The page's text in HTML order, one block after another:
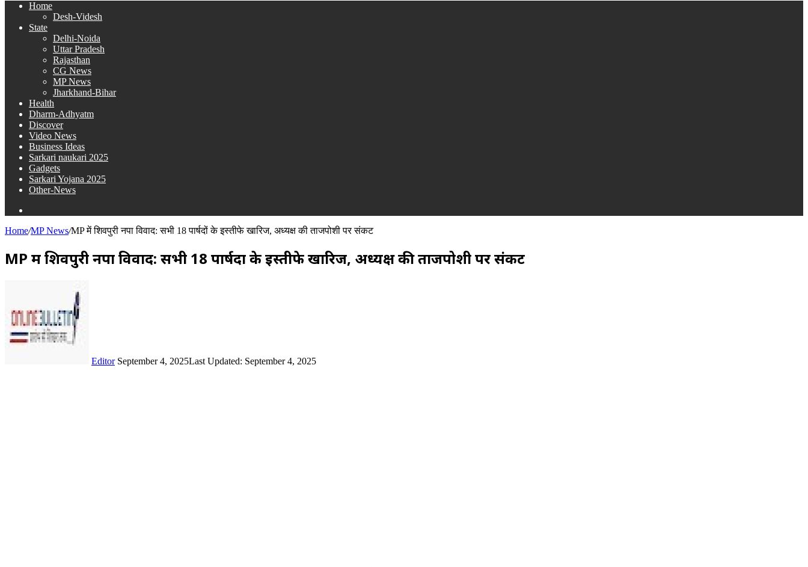
Home
Desh-Videsh
State
Delhi-Noida
Uttar Pradesh
Rajasthan
CG News
MP News
Jharkhand-Bihar
Health
Dharm-Adhyatm
Discover
Video News
Business Ideas
Sarkari naukari 2025
Gadgets
Sarkari Yojana 2025
Other-News
Home/MP News/MP में शिवपुरी नपा विवाद: सभी 18 पार्षदों के इस्तीफे खारिज, अध्यक्ष की ताजपोशी पर संकट
MP में शिवपुरी नपा विवाद: सभी 18 पार्षदों के इस्तीफे खारिज, अध्यक्ष की ताजपोशी पर संकट
Editor September 4, 2025Last Updated: September 4, 2025